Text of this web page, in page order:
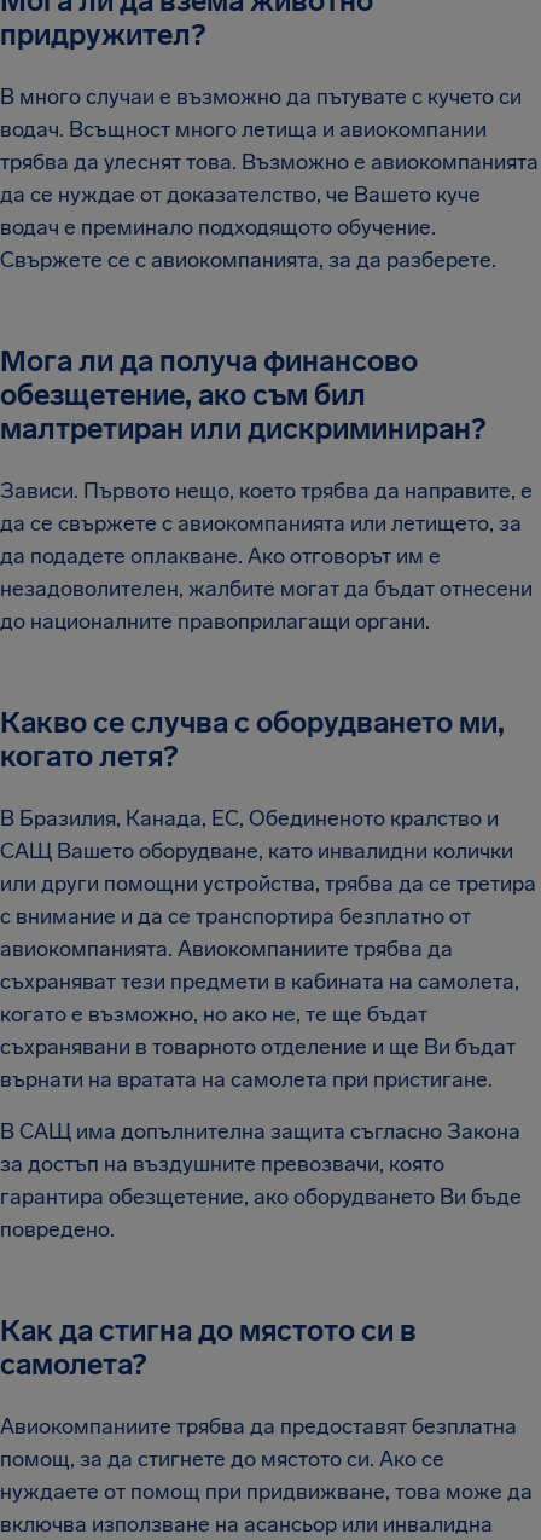
придружител?
В много случаи е възможно да пътувате с кучето си
водач. Всъщност много летища и авиокомпании
трябва да улеснят това. Възможно е авиокомпанията
да се нуждае от доказателство, че Вашето куче
водач е преминало подходящото обучение.
Свържете се с авиокомпанията, за да разберете.
Мога ли да получа финансово
обезщетение, ако съм бил
малтретиран или дискриминиран?
Зависи. Първото нещо, което трябва да направите, е
да се свържете с авиокомпанията или летището, за
да подадете оплакване. Ако отговорът им е
незадоволителен, жалбите могат да бъдат отнесени
до националните правоприлагащи органи.
Какво се случва с оборудването ми,
когато летя?
В Бразилия, Канада, ЕС, Обединеното кралство и
САЩ Вашето оборудване, като инвалидни колички
или други помощни устройства, трябва да се третира
с внимание и да се транспортира безплатно от
авиокомпанията. Авиокомпаниите трябва да
съхраняват тези предмети в кабината на самолета,
когато е възможно, но ако не, те ще бъдат
съхранявани в товарното отделение и ще Ви бъдат
върнати на вратата на самолета при пристигане.
В САЩ има допълнителна защита съгласно Закона
за достъп на въздушните превозвачи, която
гарантира обезщетение, ако оборудването Ви бъде
повредено.
Как да стигна до мястото си в
самолета?
Авиокомпаниите трябва да предоставят безплатна
помощ, за да стигнете до мястото си. Ако се
нуждаете от помощ при придвижване, това може да
включва използване на асансьор или инвалидна